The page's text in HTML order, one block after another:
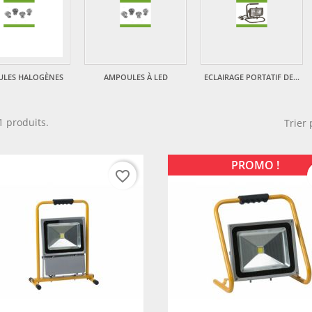
HALOGÈNES AMPOULES À LED ECLAIRAGE PORTATIF DE...
produits. Trier
favorite_border
PROMO !